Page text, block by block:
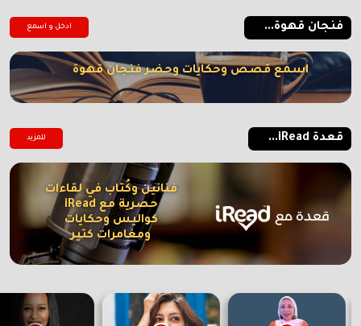
فنجان قهوة... ادخل و اسمع
اسمع قصص وحكايات وحضر فنجان قهوة
قعدة iRead... للمزيد
فنانين وكُتاب في لقاءات
حصرية مع iRead
كواليس وحكايات
ومغامرات كتير